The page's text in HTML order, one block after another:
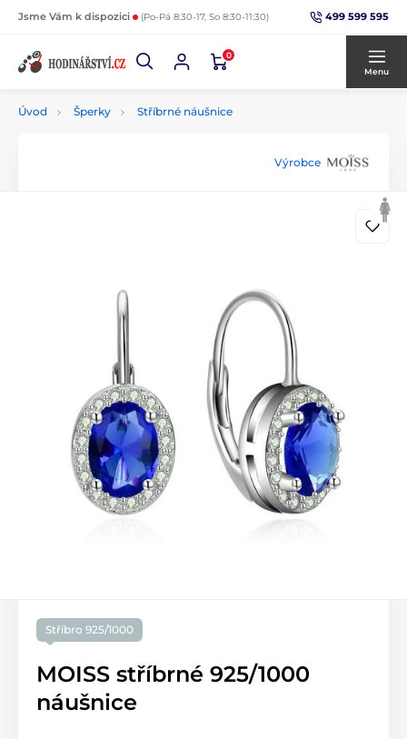
Jsme Vám k dispozici (Po-Pá 8:30-17, So 8:30-11:30) 499 599 595
0
Menu
Úvod Šperky Stříbrné náušnice
Výrobce
Stříbro 925/1000
MOISS stříbrné 925/1000
náušnice